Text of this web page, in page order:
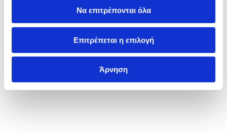
Να επιτρέπονται όλα
Επιτρέπεται η επιλογή
Άρνηση